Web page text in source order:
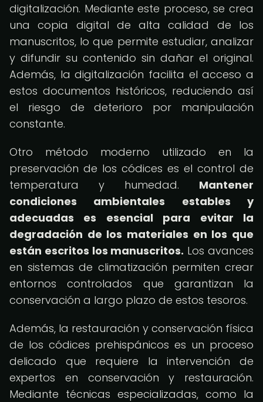
digitalización. Mediante este proceso, se crea
una copia digital de alta calidad de los
manuscritos, lo que permite estudiar, analizar
y difundir su contenido sin dañar el original.
Además, la digitalización facilita el acceso a
estos documentos históricos, reduciendo así
el riesgo de deterioro por manipulación
constante.
Otro método moderno utilizado en la
preservación de los códices es el control de
temperatura y humedad. Mantener
condiciones ambientales estables y
adecuadas es esencial para evitar la
degradación de los materiales en los que
están escritos los manuscritos. Los avances
en sistemas de climatización permiten crear
entornos controlados que garantizan la
conservación a largo plazo de estos tesoros.
Además, la restauración y conservación física
de los códices prehispánicos es un proceso
delicado que requiere la intervención de
expertos en conservación y restauración.
Mediante técnicas especializadas, como la